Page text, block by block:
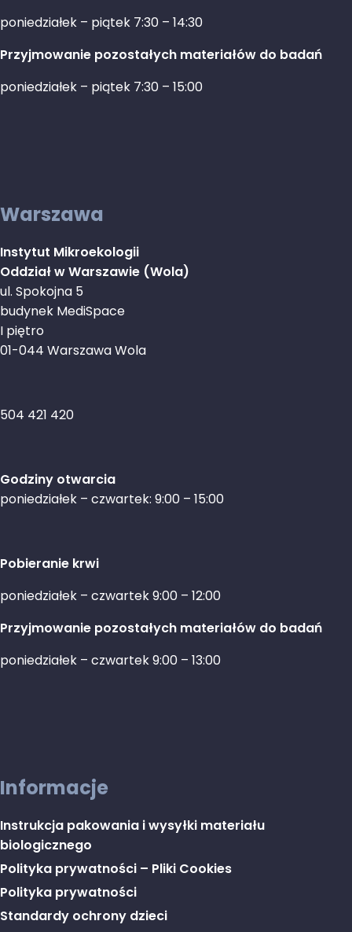
poniedziałek – piątek 7:30 – 14:30
Przyjmowanie pozostałych materiałów do badań
poniedziałek – piątek 7:30 – 15:00
Warszawa
Instytut Mikroekologii
Oddział w Warszawie (Wola)
ul. Spokojna 5
budynek MediSpace
I piętro
01-044 Warszawa Wola
504 421 420
Godziny otwarcia
poniedziałek – czwartek: 9:00 – 15:00
Pobieranie krwi
poniedziałek – czwartek 9:00 – 12:00
Przyjmowanie pozostałych materiałów do badań
poniedziałek – czwartek 9:00 – 13:00
Informacje
Instrukcja pakowania i wysyłki materiału
biologicznego
Polityka prywatności – Pliki Cookies
Polityka prywatności
Standardy ochrony dzieci